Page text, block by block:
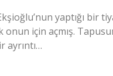
yaptığı bir
için açmış.
ayrıntı…